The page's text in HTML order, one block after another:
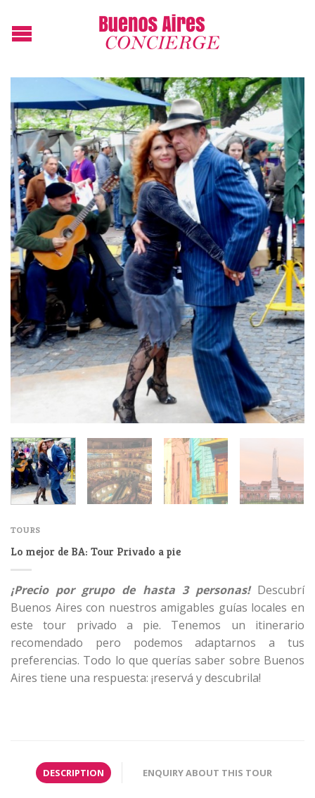
TOURS
Lo mejor de BA: Tour Privado a pie
¡Precio por grupo de hasta 3 personas! Descubrí
Buenos Aires con nuestros amigables guías locales en
este tour privado a pie. Tenemos un itinerario
recomendado pero podemos adaptarnos a tus
preferencias. Todo lo que querías saber sobre Buenos
Aires tiene una respuesta: ¡reservá y descubrila!
DESCRIPTION ENQUIRY ABOUT THIS TOUR